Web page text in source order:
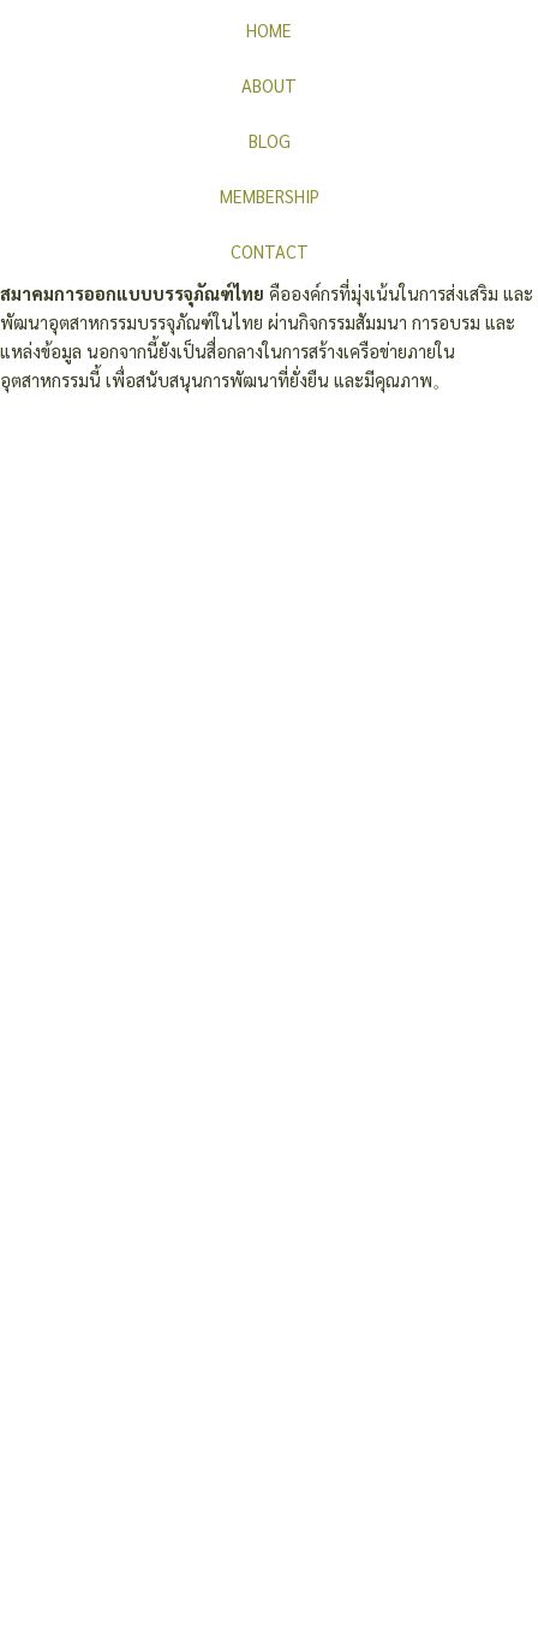
HOME
ABOUT
BLOG
MEMBERSHIP
CONTACT
สมาคมการออกแบบบรรจุภัณฑ์ไทย คือองค์กรที่มุ่งเน้นในการส่งเสริม และ
พัฒนาอุตสาหกรรมบรรจุภัณฑ์ในไทย ผ่านกิจกรรมสัมมนา การอบรม และ
แหล่งข้อมูล นอกจากนี้ยังเป็นสื่อกลางในการสร้างเครือข่ายภายใน
อุตสาหกรรมนี้ เพื่อสนับสนุนการพัฒนาที่ยั่งยืน และมีคุณภาพ。